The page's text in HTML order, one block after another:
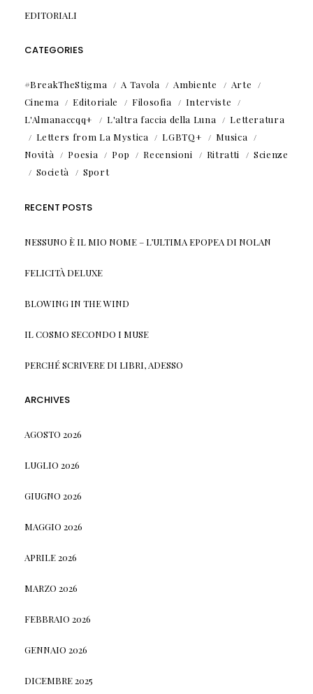
EDITORIALI
CATEGORIES
#BreakTheStigma A Tavola Ambiente
Arte
Cinema
Editoriale Filosofia
Interviste
L'Almanaccqq+
L'altra faccia della Luna
Letteratura
Letters from La Mystica
LGBTQ+
Musica
Novità
Poesia Pop Recensioni Ritratti
Scienze
Società
Sport
RECENT POSTS
NESSUNO È IL MIO NOME – L’ULTIMA EPOPEA DI NOLAN
FELICITÀ DELUXE
BLOWING IN THE WIND
IL COSMO SECONDO I MUSE
PERCHÉ SCRIVERE DI LIBRI, ADESSO
ARCHIVES
AGOSTO 2026
LUGLIO 2026
GIUGNO 2026
MAGGIO 2026
APRILE 2026
MARZO 2026
FEBBRAIO 2026
GENNAIO 2026
DICEMBRE 2025